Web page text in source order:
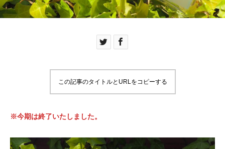
この記事のタイトルとURLをコピーする
※今期は終了いたしました。